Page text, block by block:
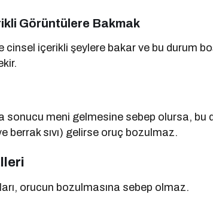
Görüntülere Bakmak
cinsel içerikli şeylere bakar ve bu durum
sonucu meni gelmesine sebep olursa, bu
berrak sıvı) gelirse oruç bozulmaz.
orucun bozulmasına sebep olmaz.